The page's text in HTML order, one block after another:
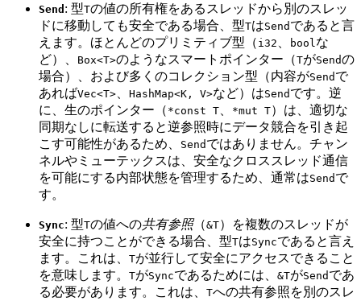
Send : 型Tの値の所有権をあるスレッドから別のスレッ
ドに移動しても安全である場合、型TはSend であると言
えます。ほとんどのプリミティブ型（ i32 boolな
ど）、
Box<T>のようなスマートポインター（TがSendの
場合）、および多くのコレクション型（内容がSend で
あればVec<T> HashMap<K, V>など）はSend です。逆
に、生のポインター（ *const T *mut T）は、適切な
同期なしに転送すると逆参照時にデータ競合を引き起
こす可能性があるため、
Send ではありません。チャン
ネルやミューテックスは、安全なクロススレッド通信
を可能にする内部状態を管理するため、通常はSend で
す。
Sync: 型Tの値への共有参照（&T）を複数のスレッドが
安全に持つことができる場合、型TはSyncであると言え
ます。これは、 Tが並行して安全にアクセスできること
を意味します。 TがSyncであるためには、 &TがSend であ
る必要があります。これは、 Tへの共有参照を別のスレ